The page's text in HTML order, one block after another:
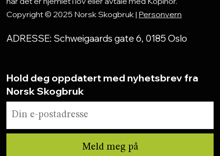
Copyright © 2025 Norsk Skogbruk | Personvern
ADRESSE: Schweigaards gate 6, 0185 Oslo
Hold deg oppdatert med nyhetsbrev fra
Norsk Skogbruk